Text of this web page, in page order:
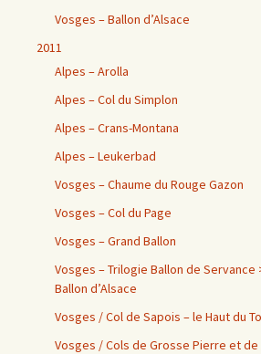
Vosges – Ballon d’Alsace
2011
Alpes – Arolla
Alpes – Col du Simplon
Alpes – Crans-Montana
Alpes – Leukerbad
Vosges – Chaume du Rouge Gazon
Vosges – Col du Page
Vosges – Grand Ballon
Vosges – Trilogie Ballon de Servance
Ballon d’Alsace
Vosges / Col de Sapois – le Haut du
Vosges / Cols de Grosse Pierre et de